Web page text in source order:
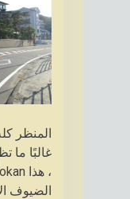
المنظر
غالبًا ما
الضيوف